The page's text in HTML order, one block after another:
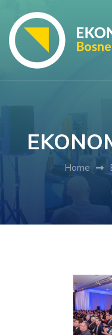
content
(Press
Enter)
Home